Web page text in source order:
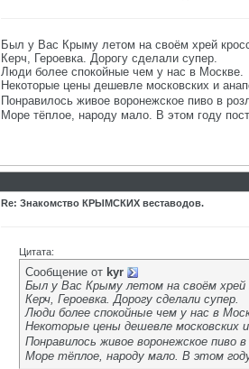
Был у Вас Крыму летом на своём хрей
Керч, Героевка. Дорогу сделали супер.
Люди более спокойные чем у нас в Москве.
Некоторые цены дешевле московских и
Понравилось живое воронежское пиво в
Море тёплое, народу мало. В этом году
Re: Знакомство КРЫМСКИХ веставодов.
Цитата:
Сообщение от kyr
Был у Вас Крыму летом на своём хрей
Керч, Героевка. Дорогу сделали супер.
Люди более спокойные чем у нас в
Некоторые цены дешевле московских и
Понравилось живое воронежское пиво
Море тёплое, народу мало. В этом